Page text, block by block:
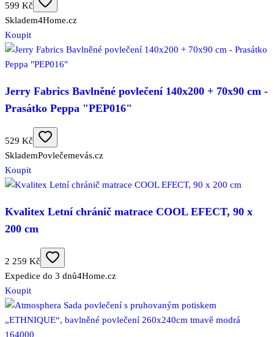
599 Kč
Skladem4Home.cz
Koupit
Jerry Fabrics Bavlněné povlečení 140x200 + 70x90 cm -
Prasátko Peppa "PEP016"
529 Kč
SklademPovlečemevás.cz
Koupit
Kvalitex Letní chránič matrace COOL EFECT, 90 x
200 cm
2 259 Kč
Expedice do 3 dnů4Home.cz
Koupit